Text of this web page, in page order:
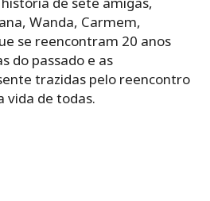
Wanda, Carmem,
se reencontram 20 anos
do passado e as
trazidas pelo reencontro
vida de todas.